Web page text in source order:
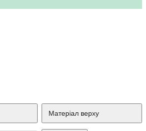
Матеріал верху